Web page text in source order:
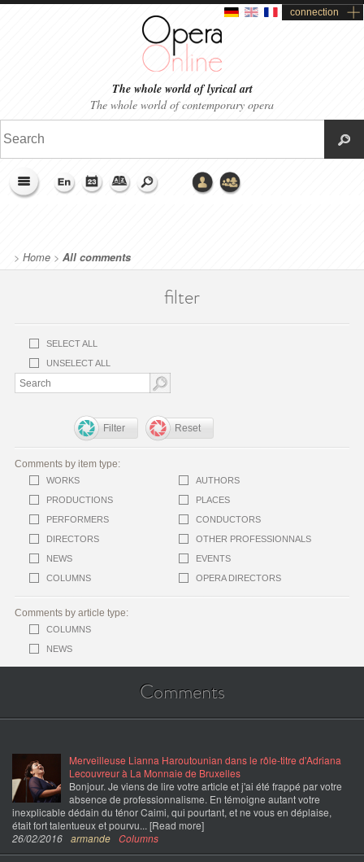
connection
The whole world of lyrical art
The whole world of contemporary opera
> Home > All comments
filter
SELECT ALL
UNSELECT ALL
Filter Reset
Comments by item type:
WORKS
AUTHORS
PRODUCTIONS
PLACES
PERFORMERS
CONDUCTORS
DIRECTORS
OTHER PROFESSIONNALS
NEWS
EVENTS
COLUMNS
OPERA DIRECTORS
Comments by article type:
COLUMNS
NEWS
Comments
Merveilleuse Lianna Haroutounian dans le rôle-titre d'Adriana
Lecouvreur à La Monnaie de Bruxelles
Bonjour. Je viens de lire votre article et j'ai été frappé par votre
absence de professionnalisme. En témoigne autant votre
inexplicable dédain du ténor Caimi, qui pourtant, et ne vous en déplaise,
était fort talentueux et pourvu... [Read more]
26/02/2016 armande Columns